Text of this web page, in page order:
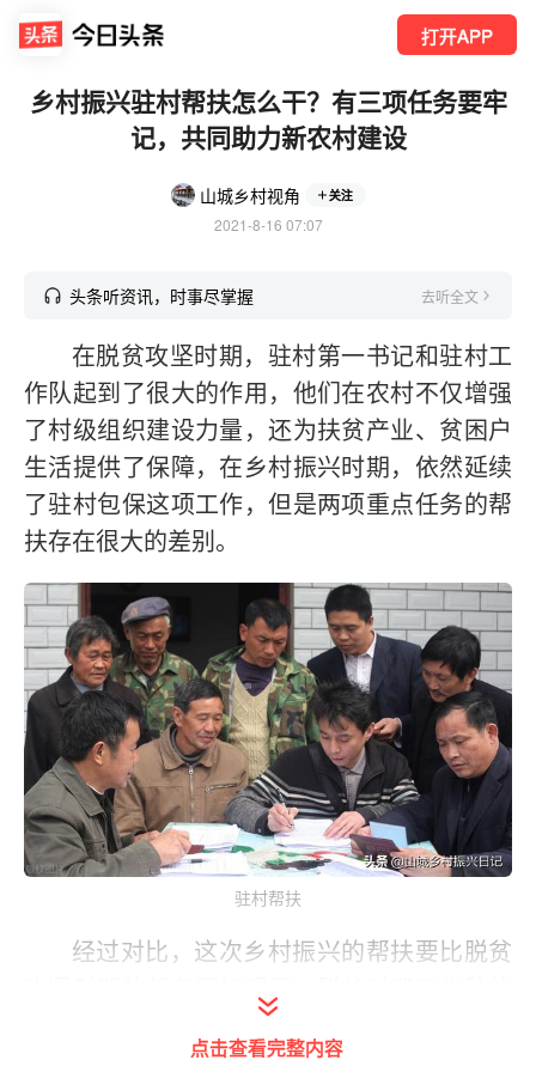
打开APP
乡村振兴驻村帮扶怎么干？有三项任务要牢
记，共同助力新农村建设
山城乡村视角 关注
2021-8-16 07:07
头条听资讯，时事尽掌握 去听全文
在脱贫攻坚时期，驻村第一书记和驻村工
作队起到了很大的作用，他们在农村不仅增强
了村级组织建设力量，还为扶贫产业、贫困户
生活提供了保障，在乡村振兴时期，依然延续
了驻村包保这项工作，但是两项重点任务的帮
扶存在很大的差别。
驻村帮扶
经过对比，这次乡村振兴的帮扶要比脱贫
攻坚时期的任务更加艰巨，脱贫时期工作队的
中心，强化‘两不愁三保障’落地落实，有着明确
点击查看完整内容